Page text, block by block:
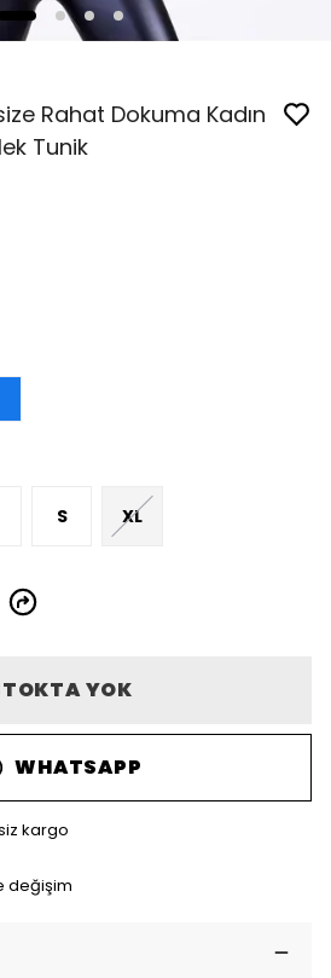
Rahat Dokuma Kadın
Tunik
S XL
YOK
WHATSAPP
kargo
değişim